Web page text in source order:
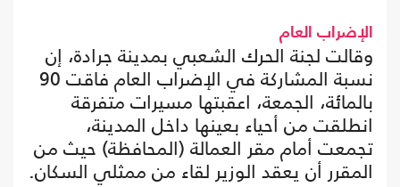
الإضراب العام
وقالت لجنة الحرك الشعبي بمدينة جرادة، إن
نسبة المشاركة في الإضراب العام فاقت 90
بالمائة، الجمعة، اعقبتها مسيرات متفرقة
انطلقت من أحياء بعينها داخل المدينة،
تجمعت أمام مقر العمالة (المحافظة) حيث من
المقرر أن يعقد الوزير لقاء من ممثلي السكان.